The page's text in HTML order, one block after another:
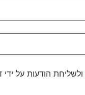
ולשליחת הודעות על